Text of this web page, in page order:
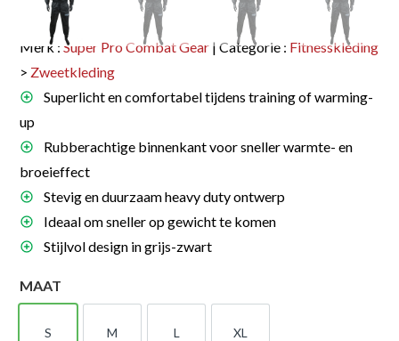
Merk : Super Pro Combat Gear | Categorie : Fitnesskleding
> Zweetkleding
Superlicht en comfortabel tijdens training of warming-
up
Rubberachtige binnenkant voor sneller warmte- en
broeieffect
Stevig en duurzaam heavy duty ontwerp
Ideaal om sneller op gewicht te komen
Stijlvol design in grijs-zwart
MAAT
S M L XL